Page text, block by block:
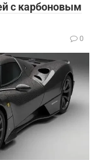
с карбоновым
0